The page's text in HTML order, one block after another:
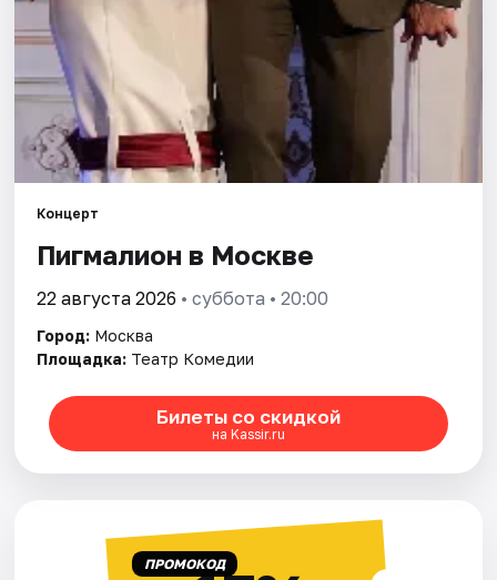
Концерт
Пигмалион в Москве
22 августа 2026 • суббота • 20:00
Город: Москва
Площадка: Театр Комедии
Билеты со скидкой
на Kassir.ru
ПРОМОКОД